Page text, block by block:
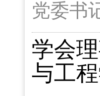
党委书
学会
与工